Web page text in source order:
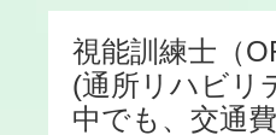
視能訓練士（
(通所リハビリ
中でも、交通